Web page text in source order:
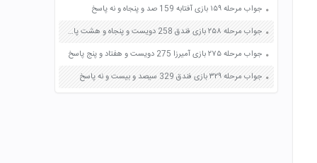
جواب مرحله ۱۵۹ بازی آفتابه 159 صد و پنجاه و نه پاسخ
جواب مرحله ۲۵۸ بازی فندق 258 دویست و پنجاه و هشت پاسخ
جواب مرحله ۲۷۵ بازی آمیرزا 275 دویست و هفتاد و پنج پاسخ
جواب مرحله ۳۲۹ بازی فندق 329 سیصد و بیست و نه پاسخ